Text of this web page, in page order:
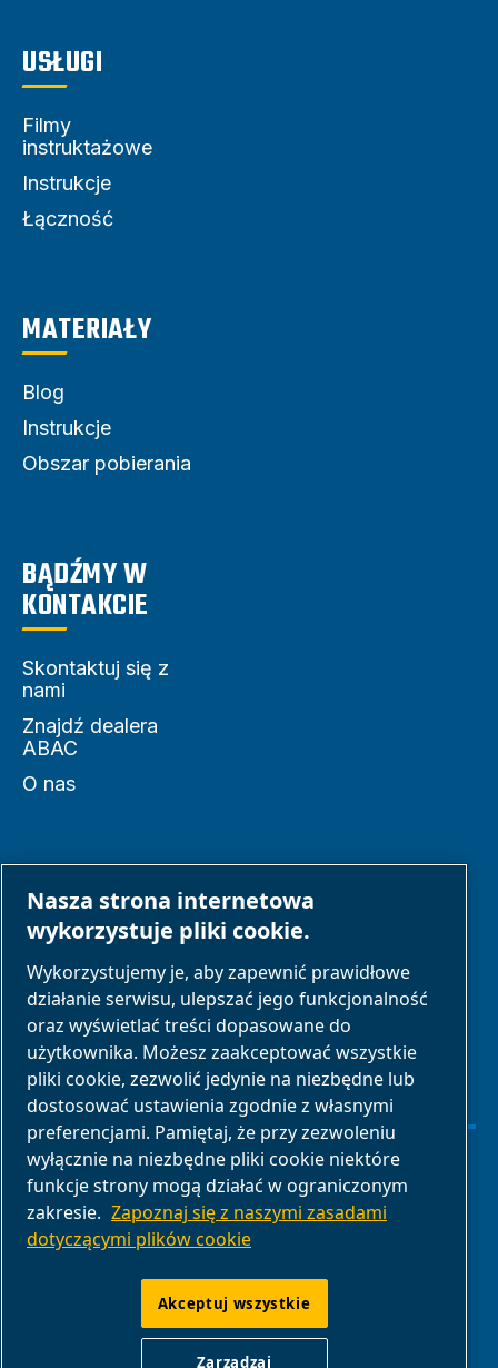
USŁUGI
Filmy
instruktażowe
Instrukcje
Łączność
MATERIAŁY
Blog
Instrukcje
Obszar pobierania
BĄDŹMY W
KONTAKCIE
Skontaktuj się z
nami
Znajdź dealera
ABAC
O nas
PARTNERZY
Obszar partnerów
biznesowych
E-Connect 2,0
Portal biznesowy
Mediateka ABAC
Zarządzaj ustawieniami
Informacje prawne i ochrona danych
Zgodność produktu
Zgłoś niewłaściwe zachowanie
Nasza strona internetowa
wykorzystuje pliki cookie.
Wykorzystujemy je, aby zapewnić prawidłowe
działanie serwisu, ulepszać jego funkcjonalność
oraz wyświetlać treści dopasowane do
użytkownika. Możesz zaakceptować wszystkie
pliki cookie, zezwolić jedynie na niezbędne lub
dostosować ustawienia zgodnie z własnymi
preferencjami. Pamiętaj, że przy zezwoleniu
wyłącznie na niezbędne pliki cookie niektóre
funkcje strony mogą działać w ograniczonym
zakresie. Zapoznaj się z naszymi zasadami
dotyczącymi plików cookie
Akceptuj wszystkie
Zarządzaj